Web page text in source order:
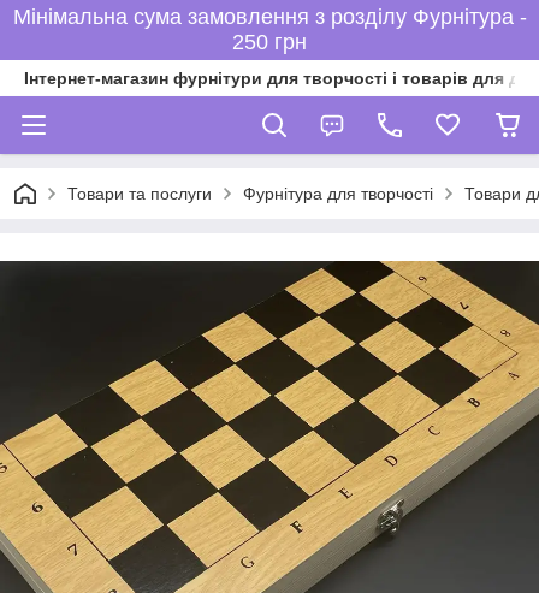
Мінімальна сума замовлення з розділу Фурнітура -
250 грн
Інтернет-магазин фурнітури для творчості і товарів для
Товари та послуги Фурнітура для творчості Товари